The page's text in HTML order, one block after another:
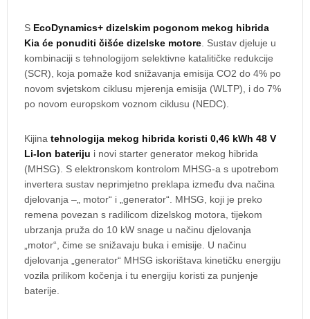
S EcoDynamics+ dizelskim pogonom mekog hibrida
Kia će ponuditi čišće dizelske motore . Sustav djeluje u
kombinaciji s tehnologijom selektivne katalitičke redukcije
(SCR), koja pomaže kod snižavanja emisija CO2 do 4% po
novom svjetskom ciklusu mjerenja emisija (WLTP), i do 7%
po novom europskom voznom ciklusu (NEDC).
Kijina tehnologija mekog hibrida koristi 0,46 kWh 48 V
Li-Ion bateriju i novi starter generator mekog hibrida
(MHSG). S elektronskom kontrolom MHSG-a s upotrebom
invertera sustav neprimjetno preklapa između dva načina
djelovanja –„ motor“ i „generator“. MHSG, koji je preko
remena povezan s radilicom dizelskog motora, tijekom
ubrzanja pruža do 10 kW snage u načinu djelovanja
„motor“, čime se snižavaju buka i emisije. U načinu
djelovanja „generator“ MHSG iskorištava kinetičku energiju
vozila prilikom kočenja i tu energiju koristi za punjenje
baterije.